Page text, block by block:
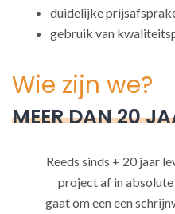
duidelijke
gebruik van
Wie zijn we?
MEER DAN 20
Reeds sinds + 20 jaar
project af in
gaat om een een